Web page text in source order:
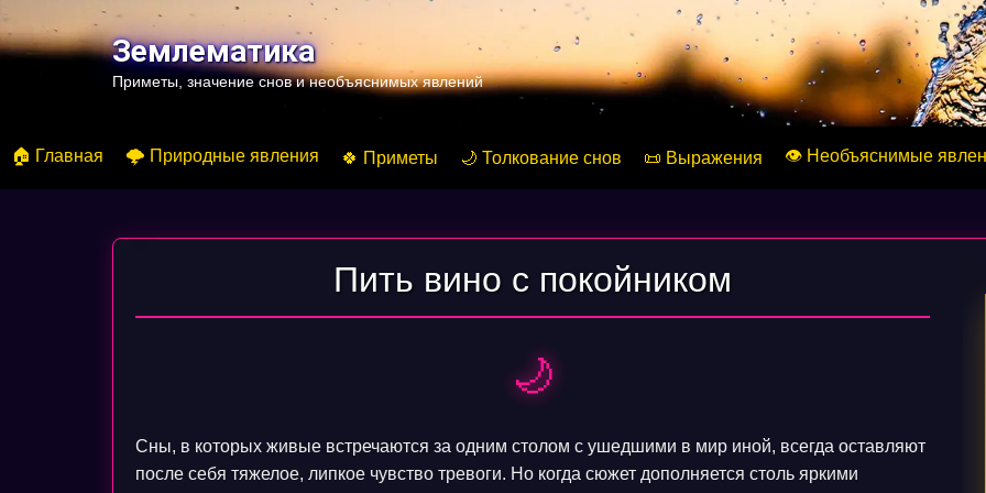
к
содержимомуЗемлематика
Приметы, значение снов и необъяснимых явлений
🏠 Главная 🌩️ Природные явления 🍀 Приметы 🌙 Толкование снов 📜 Выражения 👁️ Необъяснимые
Пить вино с покойником
🌙
Сны, в которых живые встречаются за одним столом с ушедшими в мир иной, всегда оставляют
после себя тяжелое, липкое чувство тревоги. Но когда сюжет дополняется столь яркими